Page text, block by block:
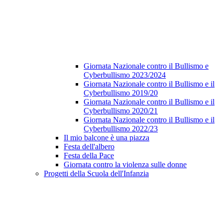
Giornata Nazionale contro il Bullismo e
Cyberbullismo 2023/2024
Giornata Nazionale contro il Bullismo e il
Cyberbullismo 2019/20
Giornata Nazionale contro il Bullismo e il
Cyberbullismo 2020/21
Giornata Nazionale contro il Bullismo e il
Cyberbullismo 2022/23
Il mio balcone è una piazza
Festa dell'albero
Festa della Pace
Giornata contro la violenza sulle donne
Progetti della Scuola dell'Infanzia